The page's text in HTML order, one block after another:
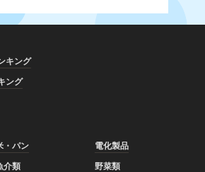
キング
ング
・パン
電化製品
介類
野菜類